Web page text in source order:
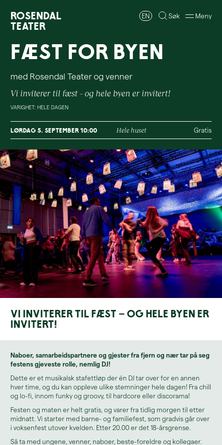
Rosendal
Teater
EN Søk Meny
Fæst for byen
med Rosendal Teater og venner
Vi inviterer til fæst – og hele byen er invitert!
VARIGHET: HELE DAGEN
lørdag 5. september 10:00 Hele huset Gratis
Vi inviterer til fæst – og hele byen er
invitert!
Naboer, samarbeidspartnere og gjester fra fjern og nær tar på seg
festens gjeveste rolle, nemlig DJ!
Dette er et musikalsk stafettløp der én DJ tar over for en annen
hver time, og du kan oppleve ulike stemninger hele dagen! Fra chill
og lo-fi, innom funky og groovy, til hardcore eller discorama!
Festen og maten er helt gratis, og varer fra tidlig morgen til etter
midnatt. Vi starter med barne- og familiefest, som gradvis går over
i voksenfest utover kvelden. Etter 20.00 er det 18-årsgrense.
Så ta med ungene, venner, naboer, beste-foreldre og kollegaer.